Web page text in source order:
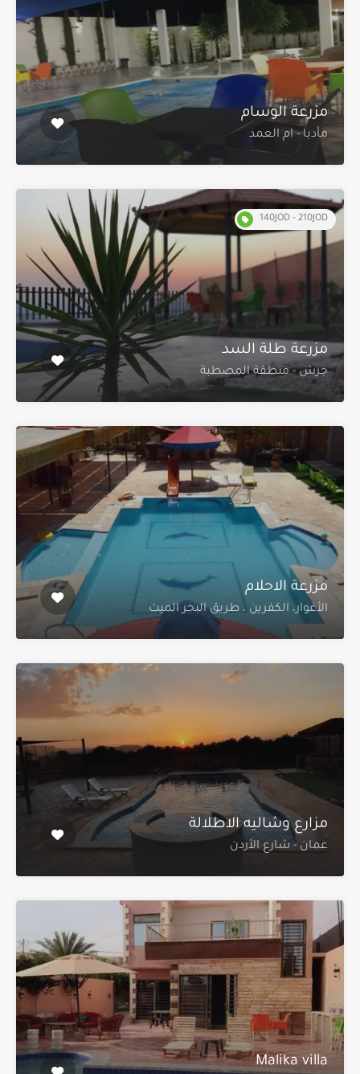
مزرعة الوسام
مأدبا - ام العمد
140JOD - 210JOD
مزرعة طلة السد
جرش - منطقة المصطبة
مزرعة الاحلام
الأغوار، الكفرين ، طريق البحر الميت
مزارع وشاليه الاطلالة
عمان - شارع الأردن
Malika villa